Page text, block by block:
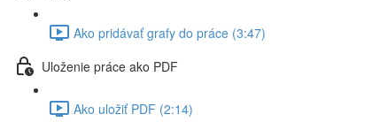
Ako pridávať grafy do práce (3:47)
Uloženie práce ako PDF
Ako uložiť PDF (2:14)